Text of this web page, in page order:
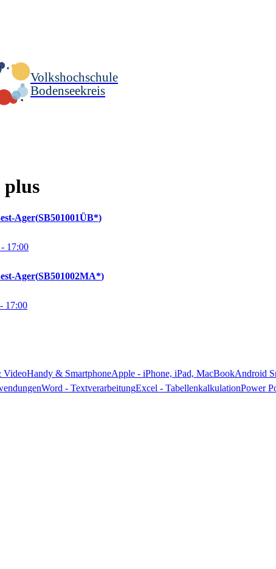
Volkshochschule
Bodenseekreis
plus
Ager SB501001ÜB*
- 17:00
Ager SB501002MA*
- 17:00
VideoHandy & SmartphoneApple - iPhone, iPad, MacBookAndroid
Word - TextverarbeitungExcel - TabellenkalkulationPower